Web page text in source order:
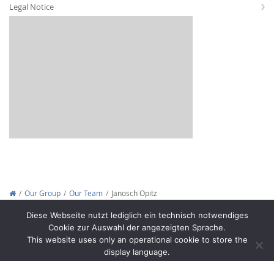
Legal Notice
Our Group Our Team
Janosch Opitz
Diese Webseite nutzt lediglich ein technisch notwendiges
Cookie zur Auswahl der angezeigten Sprache.
This website uses only an operational cookie to store the
display language.